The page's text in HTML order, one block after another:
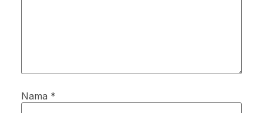
Nama *